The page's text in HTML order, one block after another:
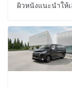
ผิวหนังแนะนำให้